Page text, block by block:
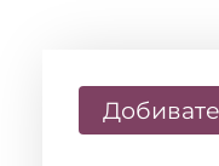
Добивате